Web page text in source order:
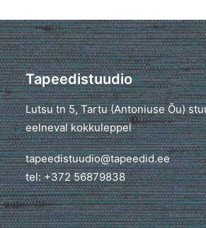
Tapeedistuudio
Lutsu tn 5, Tartu (Antoniuse Õu)
eelneval kokkuleppel
tapeedistuudio@tapeedid.ee
tel: +372 56879838